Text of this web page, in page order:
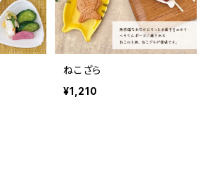
ねこざら
¥1,210